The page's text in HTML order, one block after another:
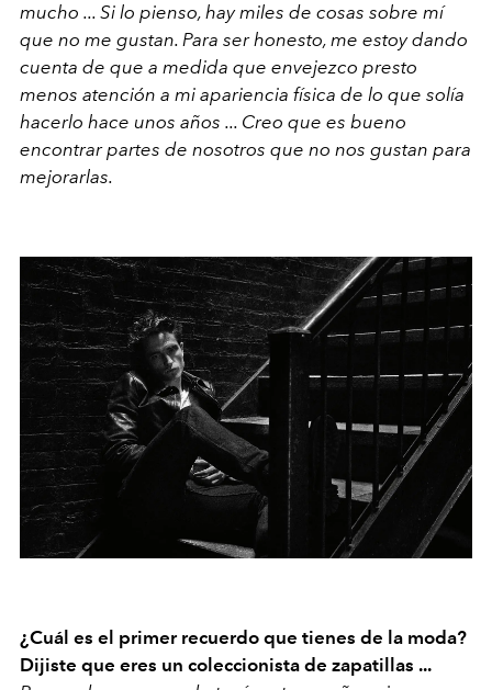
mucho ... Si lo pienso, hay miles de cosas sobre mí
que no me gustan. Para ser honesto, me estoy dando
cuenta de que a medida que envejezco presto
menos atención a mi apariencia física de lo que solía
hacerlo hace unos años ... Creo que es bueno
encontrar partes de nosotros que no nos gustan para
mejorarlas.
¿Cuál es el primer recuerdo que tienes de la moda?
Dijiste que eres un coleccionista de zapatillas ...